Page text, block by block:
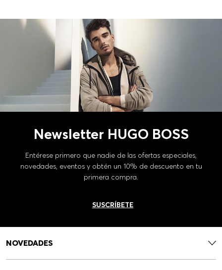
Newsletter HUGO BOSS
Entérese primero que nadie de las ofertas especiales,
novedades, eventos y obtén un 10% de descuento en tu
primera compra.
SUSCRÍBETE
NOVEDADES